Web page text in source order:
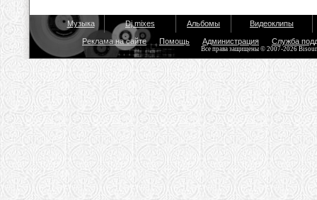
Музыка Dj mixes Альбомы Видеоклипы
Реклама на сайте Помощь Администрация Служба
Все права защищены © 2007-2026